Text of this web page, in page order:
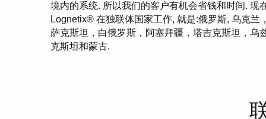
境内的系统. 所以我们的客户有机会省钱和时间. 现
Lognetix® 在独联体国家工作, 就是:俄罗斯, 乌克兰
萨克斯坦，白俄罗斯，阿塞拜疆，塔吉克斯坦，乌
克斯坦和蒙古.